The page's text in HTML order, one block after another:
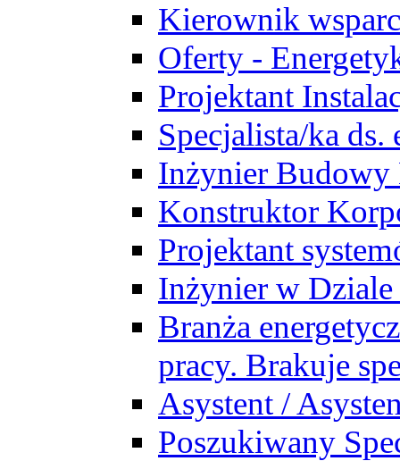
Kierownik
Oferty -
Projektant
Specjalista/ka
Inżynier
Konstruktor
Projektant
Inżynier w
Branża
pracy. Brakuje
Asystent /
Poszukiwany